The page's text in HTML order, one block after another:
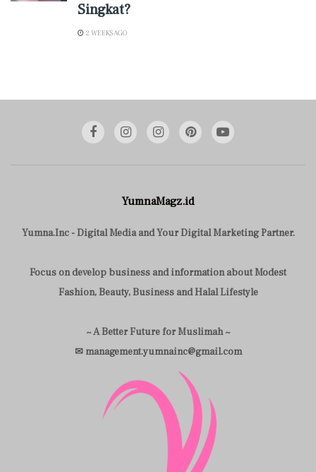
Singkat?
2 WEEKS AGO
YumnaMagz.id
Yumna.Inc - Digital Media and Your Digital Marketing Partner.
Focus on develop business and information about Modest
Fashion, Beauty, Business and Halal Lifestyle
~ A Better Future for Muslimah ~
✉ management.yumnainc@gmail.com